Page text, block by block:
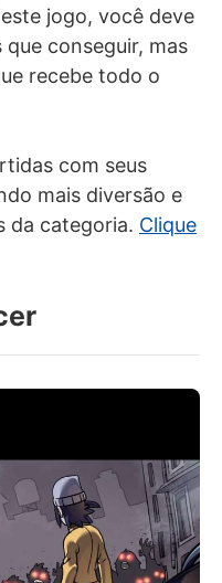
jogo, você deve
conseguir, mas
recebe todo o
com seus
mais diversão e
da categoria. Clique